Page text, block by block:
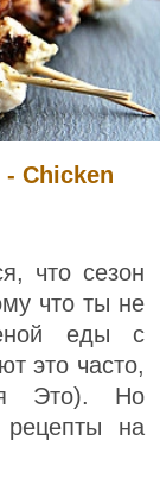
Chicken
что сезон
что ты не
еды с
это часто,
Это). Но
на